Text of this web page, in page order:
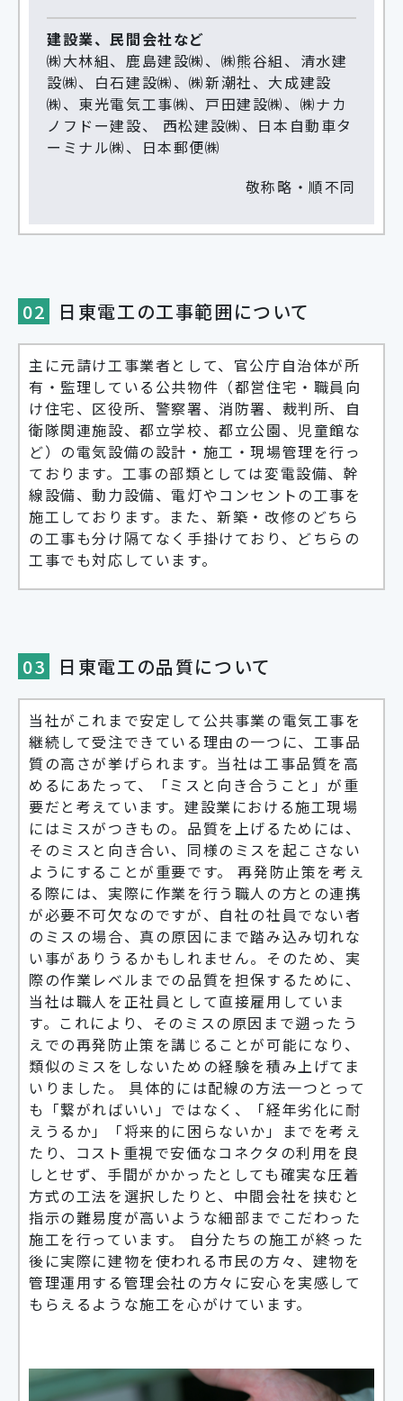
建設業、民間会社など
㈱大林組、鹿島建設㈱、㈱熊谷組、清水建
設㈱、白石建設㈱、㈱新潮社、大成建設
㈱、東光電気工事㈱、戸田建設㈱、㈱ナカ
ノフドー建設、 西松建設㈱、日本自動車タ
ーミナル㈱、日本郵便㈱
敬称略・順不同
02 日東電工の工事範囲について
主に元請け工事業者として、官公庁自治体が所
有・監理している公共物件（都営住宅・職員向
け住宅、区役所、警察署、消防署、裁判所、自
衛隊関連施設、都立学校、都立公園、児童館な
ど）の電気設備の設計・施工・現場管理を行っ
ております。工事の部類としては変電設備、幹
線設備、動力設備、電灯やコンセントの工事を
施工しております。また、新築・改修のどちら
の工事も分け隔てなく手掛けており、どちらの
工事でも対応しています。
03 日東電工の品質について
当社がこれまで安定して公共事業の電気工事を
継続して受注できている理由の一つに、工事品
質の高さが挙げられます。当社は工事品質を高
めるにあたって、「ミスと向き合うこと」が重
要だと考えています。建設業における施工現場
にはミスがつきもの。品質を上げるためには、
そのミスと向き合い、同様のミスを起こさない
ようにすることが重要です。 再発防止策を考え
る際には、実際に作業を行う職人の方との連携
が必要不可欠なのですが、自社の社員でない者
のミスの場合、真の原因にまで踏み込み切れな
い事がありうるかもしれません。そのため、実
際の作業レベルまでの品質を担保するために、
当社は職人を正社員として直接雇用していま
す。これにより、そのミスの原因まで遡ったう
えでの再発防止策を講じることが可能になり、
類似のミスをしないための経験を積み上げてま
いりました。 具体的には配線の方法一つとって
も「繋がればいい」ではなく、「経年劣化に耐
えうるか」「将来的に困らないか」までを考え
たり、コスト重視で安価なコネクタの利用を良
しとせず、手間がかかったとしても確実な圧着
方式の工法を選択したりと、中間会社を挟むと
指示の難易度が高いような細部までこだわった
施工を行っています。 自分たちの施工が終った
後に実際に建物を使われる市民の方々、建物を
管理運用する管理会社の方々に安心を実感して
もらえるような施工を心がけています。